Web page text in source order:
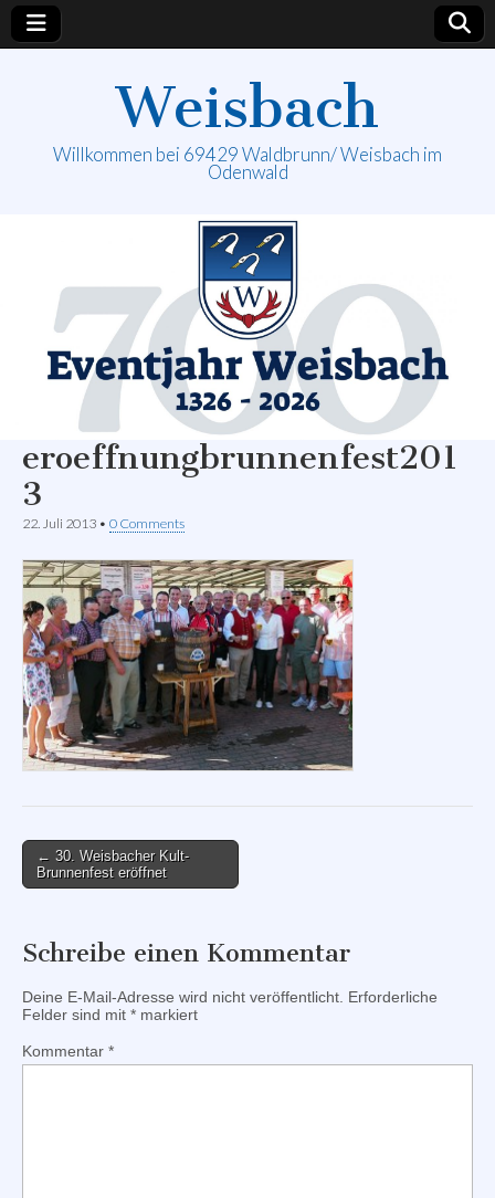
Weisbach
Willkommen bei 69429 Waldbrunn/ Weisbach im
Odenwald
eroeffnungbrunnenfest201
3
22. Juli 2013 • 0 Comments
Post
navigation
← 30. Weisbacher Kult-
Brunnenfest eröffnet
Schreibe einen Kommentar
Deine E-Mail-Adresse wird nicht veröffentlicht. Erforderliche
Felder sind mit * markiert
Kommentar *